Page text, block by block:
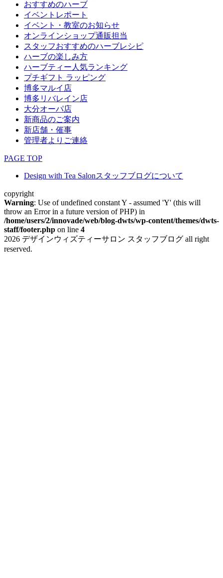
おすすめのハーブ
イベントレポート
イベント・教室のお知らせ
オンラインショップ通販担当
スタッフおすすめのハーブレシピ
ハーブの楽しみ方
ハーブティー人気ランキング
プチギフト ラッピング
博多マルイ店
博多リバレイン店
大分オーパ店
新商品のご案内
新店舗・催事
管理者よりご連絡
PAGE TOP
Design with Tea Salonスタッフブログについて
copyright
Warning: Use of undefined constant Y - assumed 'Y' (this will
throw an Error in a future version of PHP) in
/home/users/2/innovade/web/blog-dwts/wp-content/themes/dwts-
staff/footer.php on line 4
2026 デザインウィズティーサロン スタッフブログ all right
reserved.